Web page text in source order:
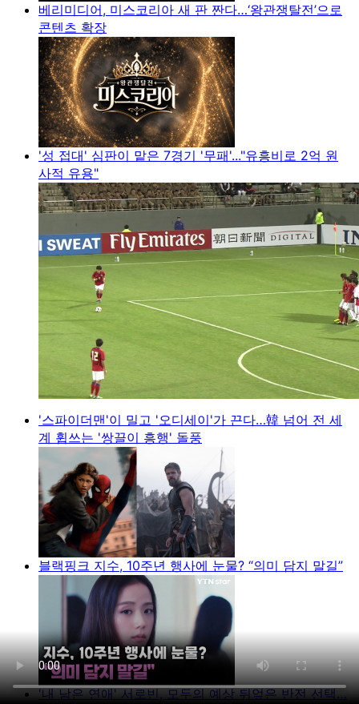
베리미디어, 미스코리아 새 판 짠다…‘왕관쟁탈전’으로
콘텐츠 확장
'성 접대' 심판이 맡은 7경기 '무패'..."유흥비로 2억 원
사적 유용"
'스파이더맨'이 밀고 '오디세이'가 끈다…韓 넘어 전 세
계 휩쓰는 '쌍끌이 흥행' 돌풍
블랙핑크 지수, 10주년 행사에 눈물? “의미 담지 말길”
'내 남은 연애' 서로빈, 모두의 예상 뒤엎은 반전 선택…